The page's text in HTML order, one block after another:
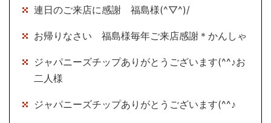
連日のご来店に感謝 福島様(^▽^)/
お帰りなさい 福島様毎年ご来店感謝＊かんしゃ
ジャパニーズチップありがとうございます(^^♪お
二人様
ジャパニーズチップありがとうございます(^^♪